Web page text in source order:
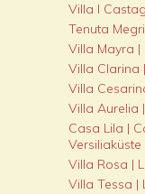
Villa I
Tenuta
Villa Mayra |
Villa Clarina
Villa
Villa Aurelia
Casa Lila |
Versiliaküste
Villa Rosa |
Villa Tessa |